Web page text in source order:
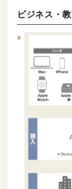
ビジネス・